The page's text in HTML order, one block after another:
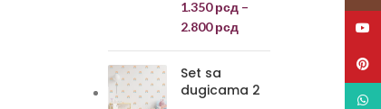
1.350рсд –
2.800рсд
Set sa
dugicama 2